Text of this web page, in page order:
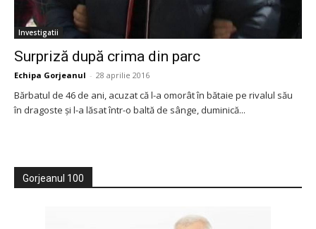
Investigatii
Surpriză după crima din parc
Echipa Gorjeanul - 28 aprilie 2016
Bărbatul de 46 de ani, acuzat că l-a omorât în bătaie pe rivalul său
în dragoste și l-a lăsat într-o baltă de sânge, duminică...
Gorjeanul 100